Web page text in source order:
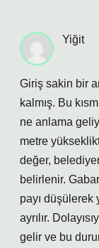
Yiğit
Giriş sakin bir
kalmış. Bu
ne anlama
metre
değer,
belirlenir.
payı düşülerek
ayrılır.
gelir ve bu